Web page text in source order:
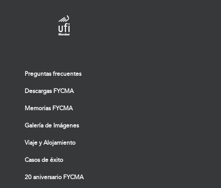
Preguntas frecuentes
Descargas FYCMA
Memorias FYCMA
Galería de Imágenes
Viaje y Alojamiento
Casos de éxito
20 aniversario FYCMA